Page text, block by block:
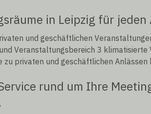
in Leipzig für jeden
und geschäftlichen
Veranstaltungsbereich 3
zu privaten und geschäftlichen
rund um Ihre